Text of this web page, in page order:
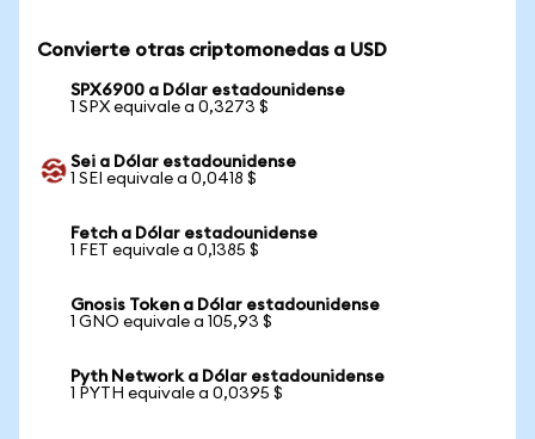
Convierte otras criptomonedas a USD
SPX6900 a Dólar estadounidense
1 SPX equivale a 0,3273 $
Sei a Dólar estadounidense
1 SEI equivale a 0,0418 $
Fetch a Dólar estadounidense
1 FET equivale a 0,1385 $
Gnosis Token a Dólar estadounidense
1 GNO equivale a 105,93 $
Pyth Network a Dólar estadounidense
1 PYTH equivale a 0,0395 $